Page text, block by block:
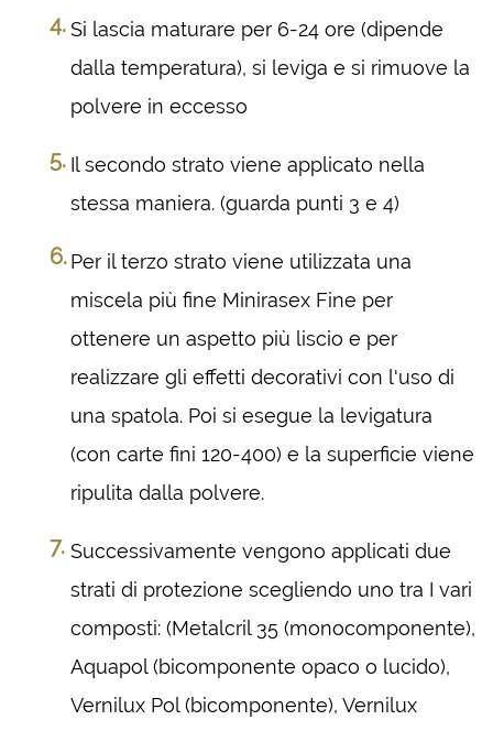
Si lascia maturare per 6-24 ore (dipende
dalla temperatura), si leviga e si rimuove la
polvere in eccesso
Il secondo strato viene applicato nella
stessa maniera. (guarda punti 3 e 4)
Per il terzo strato viene utilizzata una
miscela più fine Minirasex Fine per
ottenere un aspetto più liscio e per
realizzare gli effetti decorativi con l'uso di
una spatola. Poi si esegue la levigatura
(con carte fini 120-400) e la superficie viene
ripulita dalla polvere.
Successivamente vengono applicati due
strati di protezione scegliendo uno tra I vari
composti: (Metalcril 35 (monocomponente),
Aquapol (bicomponente opaco o lucido),
Vernilux Pol (bicomponente), Vernilux